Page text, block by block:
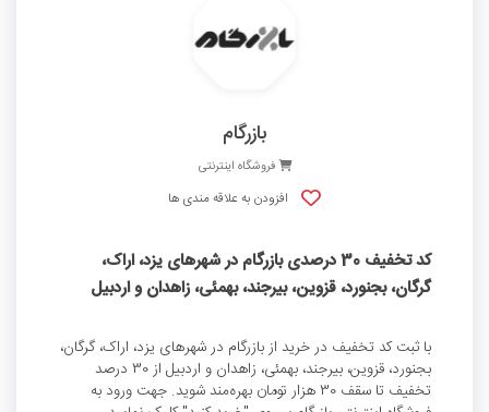
بازرگام
فروشگاه اینترنتی
افزودن به علاقه مندی ها
کد تخفیف 30 درصدی بازرگام در شهرهای یزد، اراک،
گرگان، بجنورد، قزوین، بیرجند، بهمئی، زاهدان و اردبیل
با ثبت کد تخفیف در خرید از بازرگام در شهرهای یزد، اراک، گرگان،
بجنورد، قزوین، بیرجند، بهمئی، زاهدان و اردبیل از 30 درصد
تخفیف تا سقف 30 هزار تومان بهره‌مند شوید. جهت ورود به